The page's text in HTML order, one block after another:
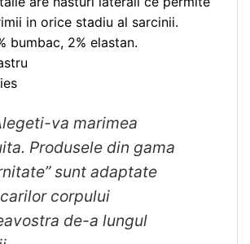
in orice stadiu al sarcinii.
bumbac, 2% elastan.
va marimea
Produsele din gama
sunt adaptate
corpului
de-a lungul